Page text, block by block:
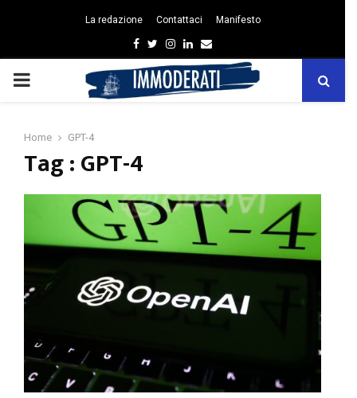
La redazione Contattaci Manifesto
Facebook
Twitter
Instagram
Linkedin
Email
PRIMARY
Home GPT-4
Tag : GPT-4